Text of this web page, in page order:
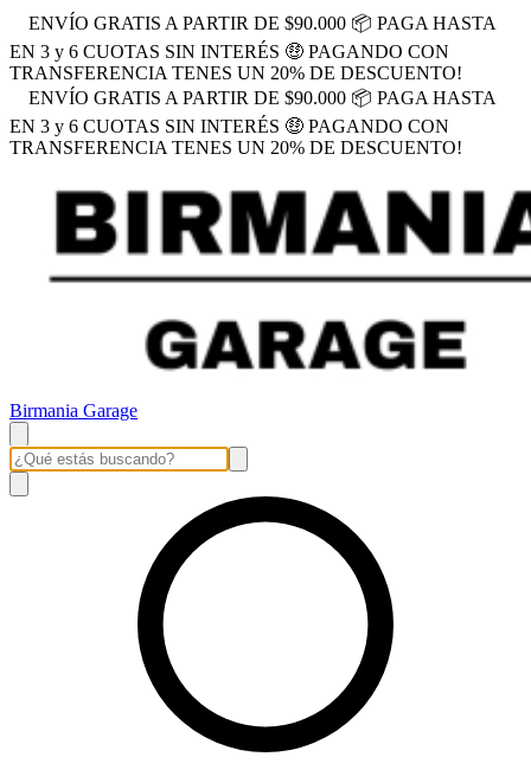
ENVÍO GRATIS A PARTIR DE $90.000 📦 PAGA HASTA
EN 3 y 6 CUOTAS SIN INTERÉS 🤑 PAGANDO CON
TRANSFERENCIA TENES UN 20% DE DESCUENTO!
ENVÍO GRATIS A PARTIR DE $90.000 📦 PAGA HASTA
EN 3 y 6 CUOTAS SIN INTERÉS 🤑 PAGANDO CON
TRANSFERENCIA TENES UN 20% DE DESCUENTO!
Birmania Garage